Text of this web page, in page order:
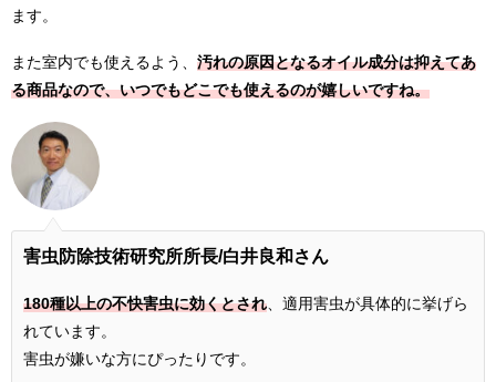
ます。
また室内でも使えるよう、 汚れの原因となるオイル成分は抑えてあ
る商品なので、いつでもどこでも使えるのが嬉しいですね。
害虫防除技術研究所所長/白井良和さん
180種以上の不快害虫に効くとされ、適用害虫が具体的に挙げら
れています。
害虫が嫌いな方にぴったりです。